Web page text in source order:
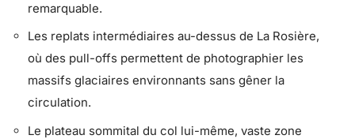
remarquable.
Les replats intermédiaires au-dessus de La Rosière,
où des pull-offs permettent de photographier les
massifs glaciaires environnants sans gêner la
circulation.
Le plateau sommital du col lui-même, vaste zone